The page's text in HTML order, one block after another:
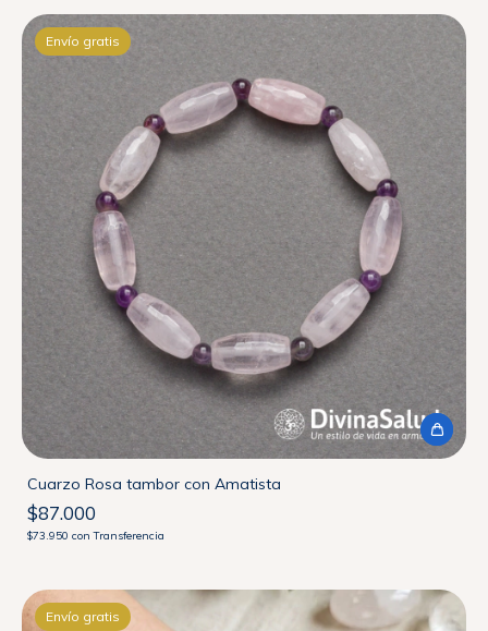
Envío gratis
Cuarzo Rosa tambor con Amatista
$87.000
$73.950 con Transferencia
Envío gratis